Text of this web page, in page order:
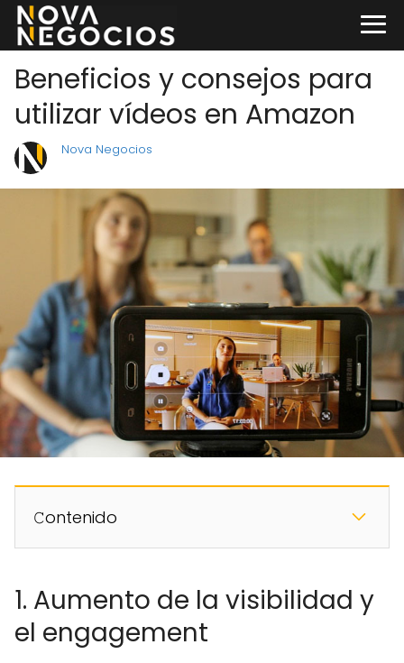
Beneficios y consejos para
utilizar vídeos en Amazon
Nova Negocios
𝙲ontenido
1. Aumento de la visibilidad y
el engagement